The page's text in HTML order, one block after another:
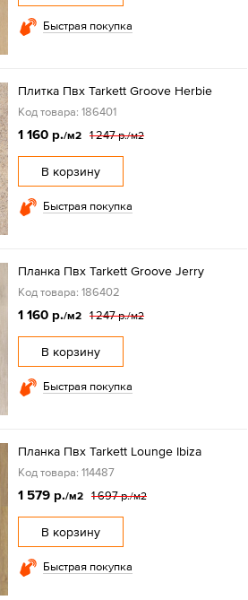
Быстрая покупка
Плитка Пвх Tarkett Groove Herbie
Код товара: 186401
1 160 р./м2 1 247 р./м2
В корзину
Быстрая покупка
Планка Пвх Tarkett Groove Jerry
Код товара: 186402
1 160 р./м2 1 247 р./м2
В корзину
Быстрая покупка
Планка Пвх Tarkett Lounge Ibiza
Код товара: 114487
1 579 р./м2 1 697 р./м2
В корзину
Быстрая покупка